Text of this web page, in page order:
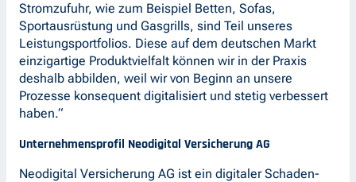
Stromzufuhr, wie zum Beispiel Betten, Sofas,
Sportausrüstung und Gasgrills, sind Teil unseres
Leistungsportfolios. Diese auf dem deutschen Markt
einzigartige Produktvielfalt können wir in der Praxis
deshalb abbilden, weil wir von Beginn an unsere
Prozesse konsequent digitalisiert und stetig verbessert
haben.“
Unternehmensprofil Neodigital Versicherung AG
Neodigital Versicherung AG ist ein digitaler Schaden-